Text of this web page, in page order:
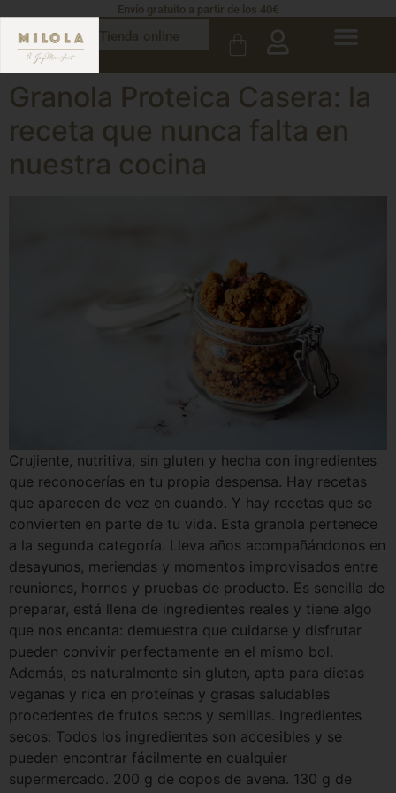
Envío gratuito a partir de los 40€
Granola Proteica Casera: la
receta que nunca falta en
nuestra cocina
Crujiente, nutritiva, sin gluten y hecha con ingredientes
que reconocerías en tu propia despensa. Hay recetas
que aparecen de vez en cuando. Y hay recetas que se
convierten en parte de tu vida. Esta granola pertenece
a la segunda categoría. Lleva años acompañándonos en
desayunos, meriendas y momentos improvisados entre
reuniones, hornos y pruebas de producto. Es sencilla de
preparar, está llena de ingredientes reales y tiene algo
que nos encanta: demuestra que cuidarse y disfrutar
pueden convivir perfectamente en el mismo bol.
Además, es naturalmente sin gluten, apta para dietas
veganas y rica en proteínas y grasas saludables
procedentes de frutos secos y semillas. Ingredientes
secos: Todos los ingredientes son accesibles y se
pueden encontrar fácilmente en cualquier
supermercado. 200 g de copos de avena. 130 g de